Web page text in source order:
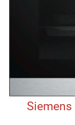
Siemens